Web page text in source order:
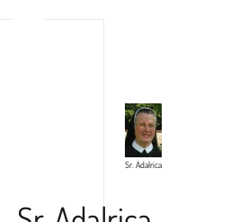
Sr. Adalrica